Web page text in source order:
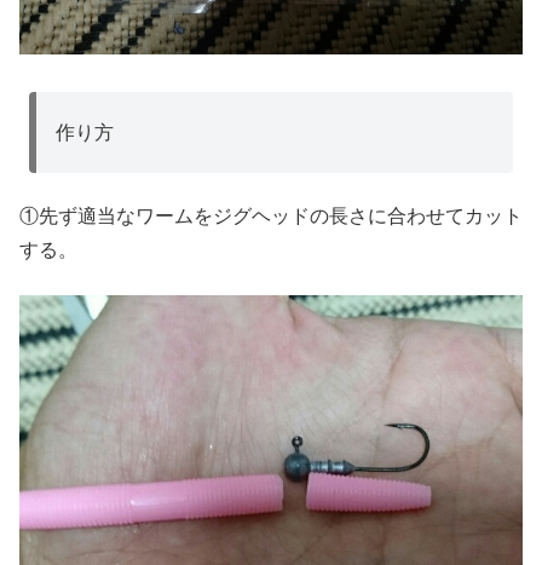
作り方
①先ず適当なワームをジグヘッドの長さに合わせてカット
する。